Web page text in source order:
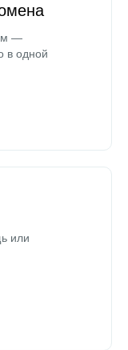
—
в одной
или